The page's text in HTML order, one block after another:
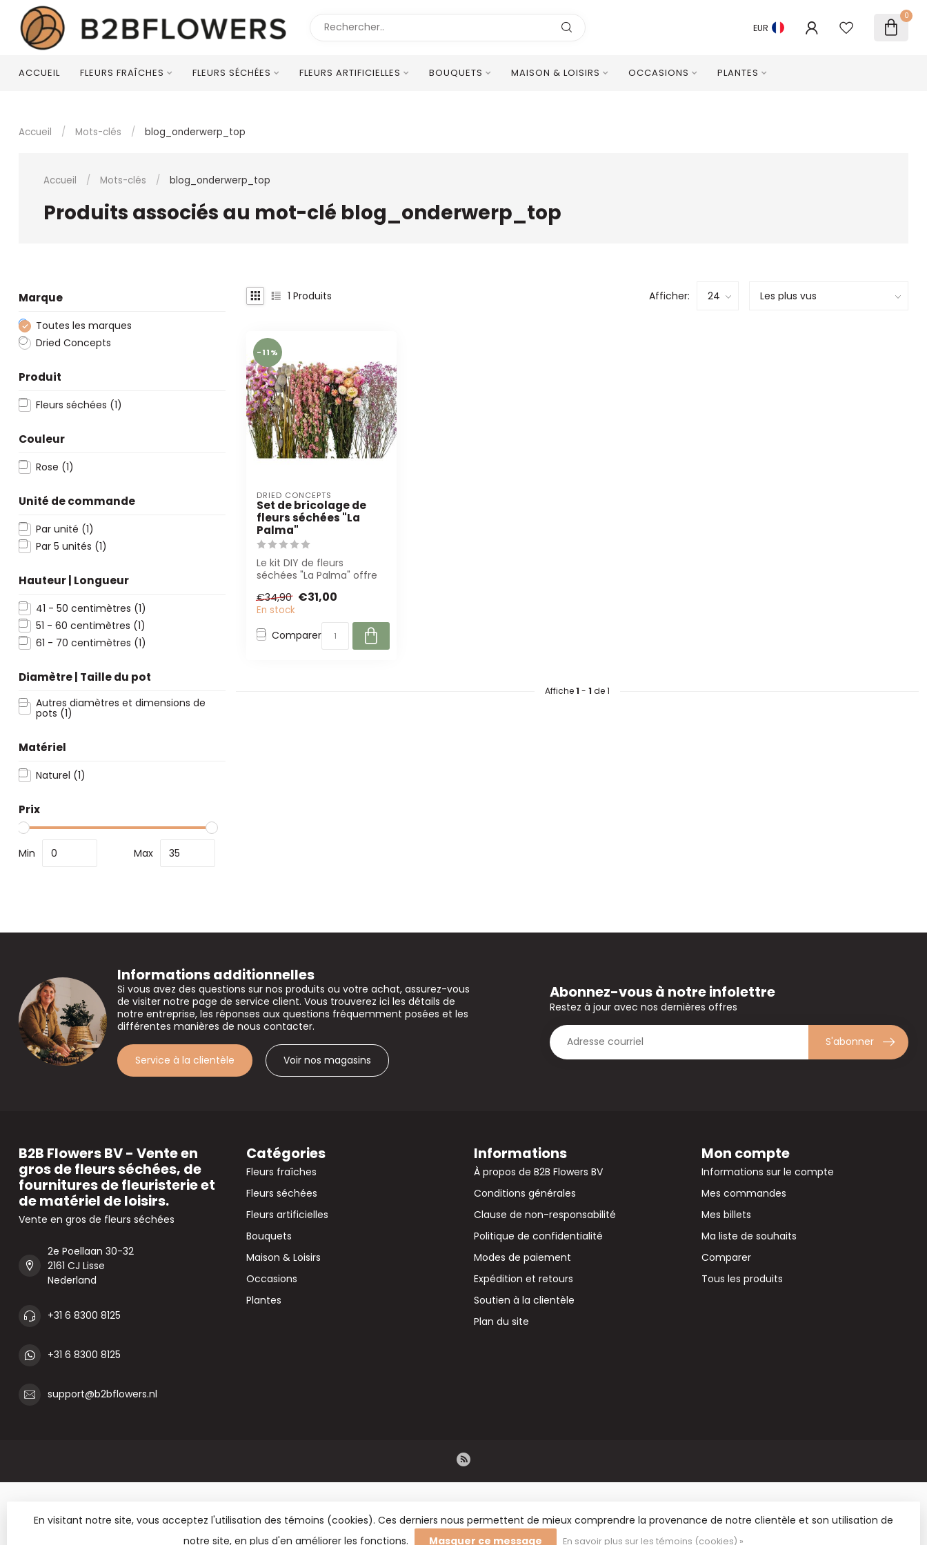
EUR
0
ACCUEIL FLEURS FRAÎCHES FLEURS SÉCHÉES FLEURS ARTIFICIELLES BOUQUETS MAISON & LOISIRS OCCASIONS PLANTES
Accueil / Mots-clés / blog_onderwerp_top
Accueil / Mots-clés / blog_onderwerp_top
Produits associés au mot-clé blog_onderwerp_top
Marque
Toutes les marques
Dried Concepts
Produit
Fleurs séchées (1)
Couleur
Rose (1)
Unité de commande
Par unité (1)
Par 5 unités (1)
Hauteur | Longueur
41 - 50 centimètres (1)
51 - 60 centimètres (1)
61 - 70 centimètres (1)
Diamètre | Taille du pot
Autres diamètres et dimensions de
pots (1)
Matériel
Naturel (1)
Prix
Min Max
1 Produits Afficher:
-11%
DRIED CONCEPTS
Set de bricolage de
fleurs séchées "La
Palma"
Le kit DIY de fleurs
séchées "La Palma" offre
roses séchée...
€34,90 €31,00
En stock
Comparer
Affiche1 - 1 de 1
Informations additionnelles
Si vous avez des questions sur nos produits ou votre achat, assurez-vous
de visiter notre page de service client. Vous trouverez ici les détails de
notre entreprise, les réponses aux questions fréquemment posées et les
différentes manières de nous contacter.
Service à la clientèle Voir nos magasins
Abonnez-vous à notre infolettre
Restez à jour avec nos dernières offres
S'abonner
B2B Flowers BV - Vente en
gros de fleurs séchées, de
fournitures de fleuristerie et
de matériel de loisirs.
Vente en gros de fleurs séchées
2e Poellaan 30-32
2161 CJ Lisse
Nederland
+31 6 8300 8125
+31 6 8300 8125
support@b2bflowers.nl
Catégories
Fleurs fraîches
Fleurs séchées
Fleurs artificielles
Bouquets
Maison & Loisirs
Occasions
Plantes
Informations
À propos de B2B Flowers BV
Conditions générales
Clause de non-responsabilité
Politique de confidentialité
Modes de paiement
Expédition et retours
Soutien à la clientèle
Plan du site
Mon compte
Informations sur le compte
Mes commandes
Mes billets
Ma liste de souhaits
Comparer
Tous les produits
En visitant notre site, vous acceptez l'utilisation des témoins (cookies). Ces derniers nous permettent de mieux comprendre la provenance de notre clientèle et son utilisation de
notre site, en plus d'en améliorer les fonctions.
Masquer ce message En savoir plus sur les témoins (cookies) »